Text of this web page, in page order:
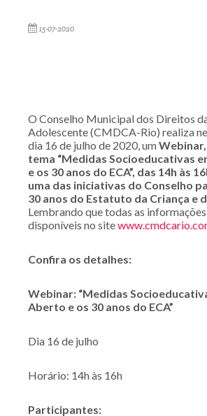
15-07-2020
O Conselho Municipal dos Direitos
Adolescente (CMDCA-Rio) realiza
dia 16 de julho de 2020, um
tema “Medidas Socioeducativas
e os 30 anos do ECA”, das 14h às
uma das iniciativas do Conselho
30 anos do Estatuto da Criança e
Lembrando que todas as
disponíveis no site
Confira os detalhes:
Webinar: “Medidas
Aberto e os 30 anos do ECA”
Dia 16 de julho
Horário: 14h às 16h
Participantes: